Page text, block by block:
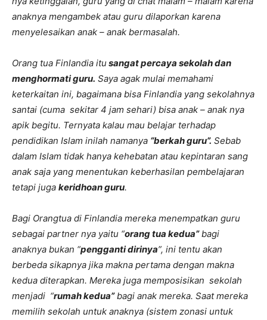
anaknya mengambek atau guru dilaporkan karena
menyelesaikan anak – anak bermasalah.
Orang tua Finlandia itusangat percaya sekolah dan
menghormati guru. Saya agak mulai memahami
keterkaitan ini, bagaimana bisa Finlandia yang sekolahnya
santai (cuma sekitar 4 jam sehari) bisa anak – anak nya
apik begitu. Ternyata kalau mau belajar terhadap
pendidikan Islam inilah namanya “berkah guru”. Sebab
dalam Islam tidak hanya kehebatan atau kepintaran sang
anak saja yang menentukan keberhasilan pembelajaran
tetapi juga keridhoan guru.
Bagi Orangtua di Finlandia mereka menempatkan guru
sebagai partner nya yaitu “orang tua kedua”bagi
anaknya bukan “pengganti dirinya”, ini tentu akan
berbeda sikapnya jika makna pertama dengan makna
kedua diterapkan. Mereka juga memposisikan sekolah
menjadi “rumah kedua”bagi anak mereka. Saat mereka
memilih sekolah untuk anaknya (sistem zonasi untuk